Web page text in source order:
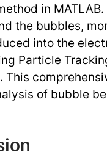
in
the bubbles,
into the
Particle
This
of bubble